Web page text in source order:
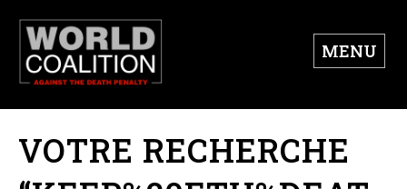
MENU
VOTRE RECHERCHE